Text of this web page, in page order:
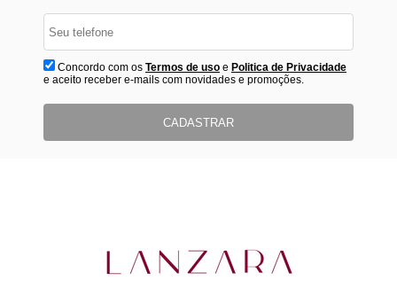
Concordo com os Termos de usoe Politica de Privacidade
e aceito receber e-mails com novidades e promoções.
CADASTRAR